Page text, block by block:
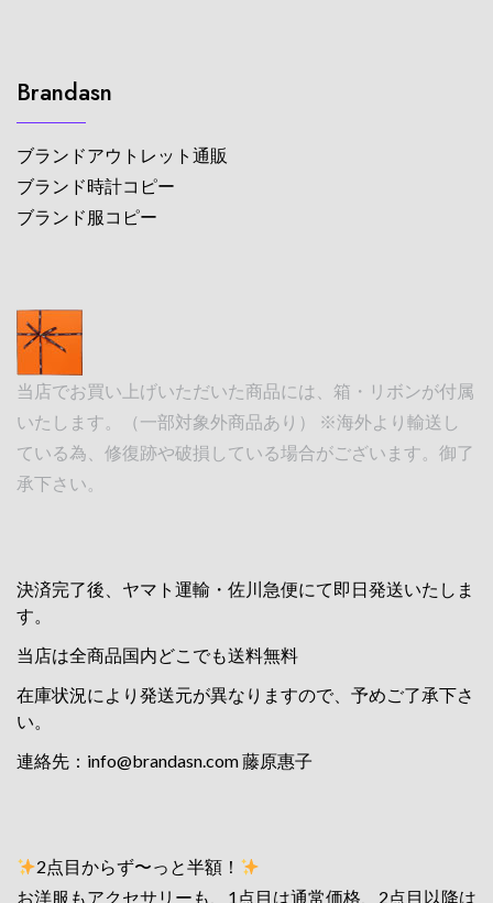
Brandasn
ブランドアウトレット通販
ブランド時計コピー
ブランド服コピー
当店でお買い上げいただいた商品には、箱・リボンが付属
いたします。（一部対象外商品あり） ※海外より輸送し
ている為、修復跡や破損している場合がございます。御了
承下さい。
決済完了後、ヤマト運輸・佐川急便にて即日発送いたしま
す。
当店は全商品国内どこでも送料無料
在庫状況により発送元が異なりますので、予めご了承下さ
い。
連絡先： info@brandasn.com藤原惠子
2点目からず〜っと半額！
お洋服もアクセサリーも、1点目は通常価格、2点目以降は